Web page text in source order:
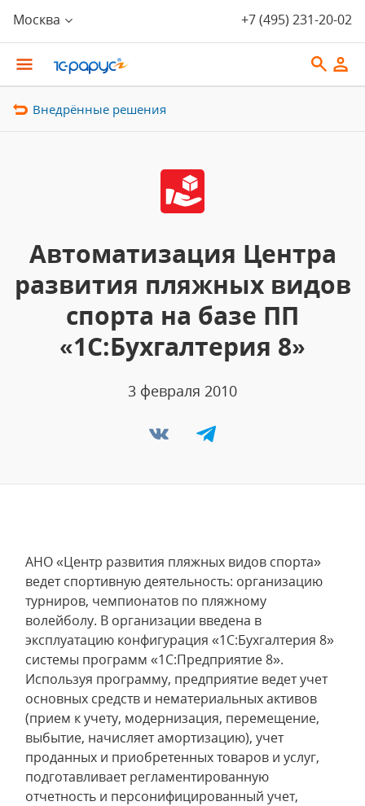
Москва +7 (495) 231-20-02
Внедрённые решения
Автоматизация Центра
развития пляжных видов
спорта на базе ПП
«1С:Бухгалтерия 8»
3 февраля 2010
АНО «Центр развития пляжных видов спорта»
ведет спортивную деятельность: организацию
турниров, чемпионатов по пляжному
волейболу. В организации введена в
эксплуатацию конфигурация «1С:Бухгалтерия 8»
системы программ «1С:Предприятие 8».
Используя программу, предприятие ведет учет
основных средств и нематериальных активов
(прием к учету, модернизация, перемещение,
выбытие, начисляет амортизацию), учет
проданных и приобретенных товаров и услуг,
подготавливает регламентированную
отчетность и персонифицированный учет,